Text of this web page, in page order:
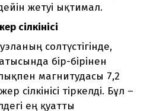
жетуі ықтимал.
сілкінісі
солтүстігінде,
бір-бірінен
магнитудасы 7,2
сілкінісі тіркелді. Бұл –
ең қуатты